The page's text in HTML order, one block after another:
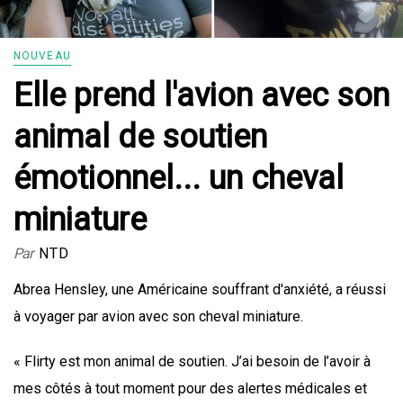
NOUVEAU
Elle prend l'avion avec son
animal de soutien
émotionnel... un cheval
miniature
Par NTD
Abrea Hensley, une Américaine souffrant d'anxiété, a réussi
à voyager par avion avec son cheval miniature.
« Flirty est mon animal de soutien. J’ai besoin de l’avoir à
mes côtés à tout moment pour des alertes médicales et